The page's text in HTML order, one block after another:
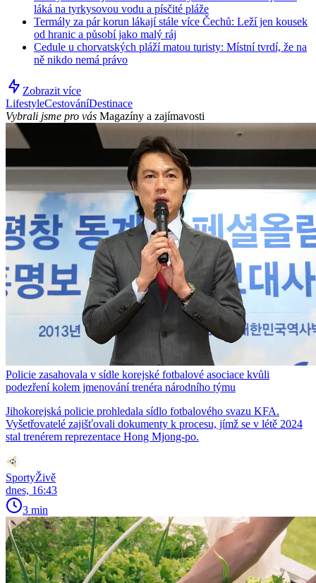
láká na tyrkysovou vodu a písčité pláže
Termály za pár korun lákají stále více Čechů: Leží jen kousek
od hranic a působí jako malý ráj
Cedule u chorvatských pláží matou turisty: Místní tvrdí, že na
ně nikdo nemá právo
Zobrazit více
LifestyleCestováníDestinace
Vybrali jsme pro vás Magazíny a zajímavosti
Policie zasahovala v sídle korejské fotbalové asociace kvůli
podezření kolem jmenování trenéra národního týmu
Jihokorejská policie prohledala sídlo fotbalového svazu KFA.
Vyšetřovatelé zajišťovali dokumenty k procesu, jímž se v létě 2024
stal trenérem reprezentace Hong Mjong-po.
SportyŽivě
dnes, 16:43
3 min